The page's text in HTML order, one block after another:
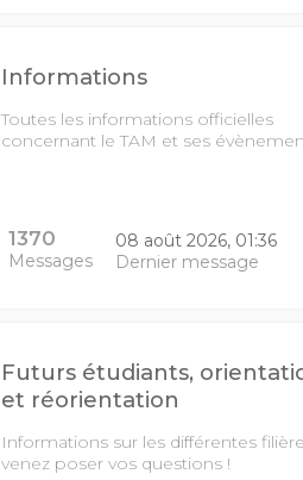
Informations
Toutes les informations officielles
concernant le TAM et ses
1370
Messages
08 août 2026, 01:36
Dernier message
Futurs étudiants,
et réorientation
Informations sur les différentes
venez poser vos questions !